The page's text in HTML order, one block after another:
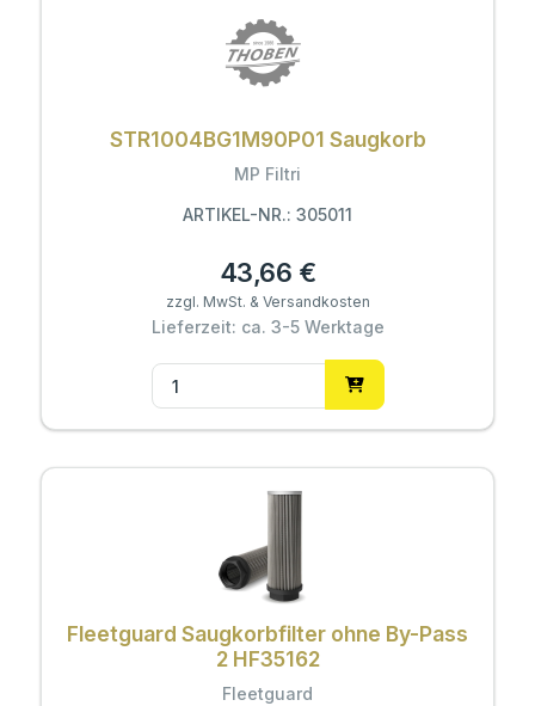
STR1004BG1M90P01 Saugkorb
MP Filtri
ARTIKEL-NR.: 305011
43,66 €
zzgl. MwSt. & Versandkosten
Lieferzeit: ca. 3-5 Werktage
Fleetguard Saugkorbfilter ohne By-Pass
2 HF35162
Fleetguard